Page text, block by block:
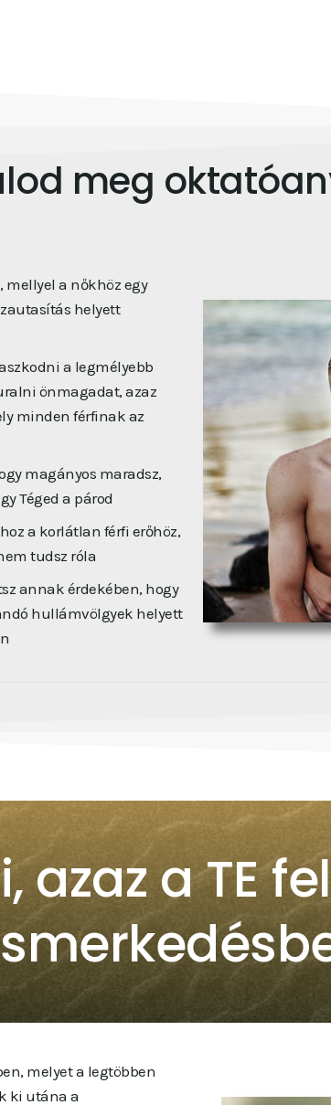
meg
mellyel a nőkhöz egy
helyett
a legmélyebb
önmagadat, azaz
minden férfinak az
magányos maradsz,
Téged a párod
a korlátlan férfi erőhöz,
tudsz róla
annak érdekében, hogy
hullámvölgyek helyett
azaz a TE
melyet a legtöbben
ki utána a